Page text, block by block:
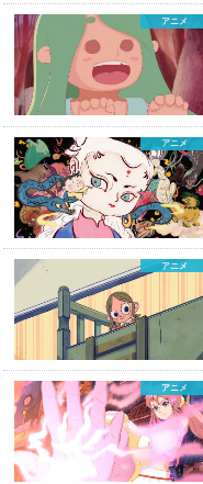
アニメ
アニメ
アニメ
アニメ